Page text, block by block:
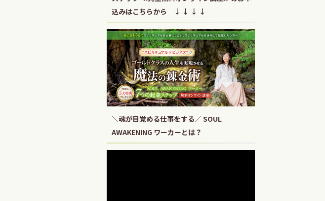
込みはこちらから ↓ ↓ ↓ ↓
＼魂が目覚める仕事をする／ SOUL
AWAKENING ワーカーとは？